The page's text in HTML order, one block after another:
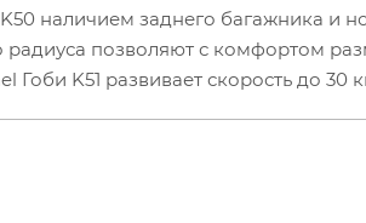
наличием заднего багажника и
позволяют с комфортом
Гоби K51 развивает скорость до 30